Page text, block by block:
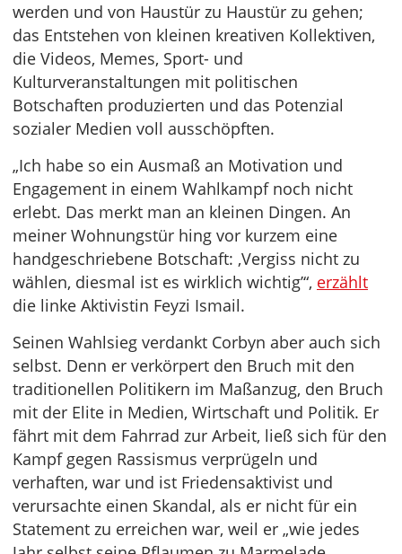
werden und von Haustür zu Haustür zu gehen;
das Entstehen von kleinen kreativen Kollektiven,
die Videos, Memes, Sport- und
Kulturveranstaltungen mit politischen
Botschaften produzierten und das Potenzial
sozialer Medien voll ausschöpften.
„Ich habe so ein Ausmaß an Motivation und
Engagement in einem Wahlkampf noch nicht
erlebt. Das merkt man an kleinen Dingen. An
meiner Wohnungstür hing vor kurzem eine
handgeschriebene Botschaft: ‚Vergiss nicht zu
wählen, diesmal ist es wirklich wichtig’“, erzählt
die linke Aktivistin Feyzi Ismail.
Seinen Wahlsieg verdankt Corbyn aber auch sich
selbst. Denn er verkörpert den Bruch mit den
traditionellen Politikern im Maßanzug, den Bruch
mit der Elite in Medien, Wirtschaft und Politik. Er
fährt mit dem Fahrrad zur Arbeit, ließ sich für den
Kampf gegen Rassismus verprügeln und
verhaften, war und ist Friedensaktivist und
verursachte einen Skandal, als er nicht für ein
Statement zu erreichen war, weil er „wie jedes